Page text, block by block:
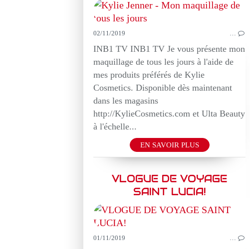
02/11/2019
INB1 TV INB1 TV Je vous présente mon
maquillage de tous les jours à l'aide de
mes produits préférés de Kylie
Cosmetics. Disponible dès maintenant
dans les magasins
http://KylieCosmetics.com et Ulta Beauty
à l'échelle...
EN SAVOIR PLUS
VLOGUE DE VOYAGE
SAINT LUCIA!
01/11/2019